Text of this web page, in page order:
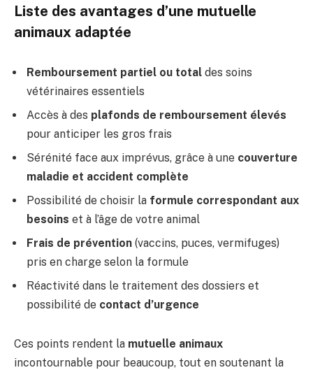
Liste des avantages d’une mutuelle
animaux adaptée
Remboursement partiel ou total des soins
vétérinaires essentiels
Accès à des plafonds de remboursement élevés
pour anticiper les gros frais
Sérénité face aux imprévus, grâce à une couverture
maladie et accident complète
Possibilité de choisir la formule correspondant aux
besoins et à l’âge de votre animal
Frais de prévention (vaccins, puces, vermifuges)
pris en charge selon la formule
Réactivité dans le traitement des dossiers et
possibilité de contact d’urgence
Ces points rendent la mutuelle animaux
incontournable pour beaucoup, tout en soutenant la